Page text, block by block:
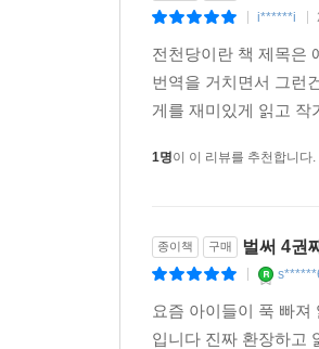
i******i
전천당이란 책 제목은
번역을 거치면서 그런
게를 재미있게 읽고
1명이 이 리뷰를 추천합니다.
종이책 구매 벌써 4권
요즘 아이들이 푹 빠
입니다 진짜 환장하고